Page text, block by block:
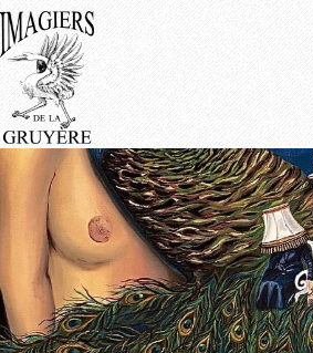
À venir
Passées